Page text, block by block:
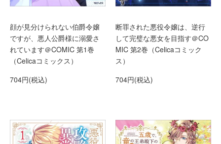
顔が見分けられない伯爵令嬢
ですが、悪人公爵様に溺愛さ
れています＠COMIC 第1巻
（Celicaコミックス）
704円(税込)
断罪された悪役令嬢は、逆行
して完璧な悪女を目指す＠CO
MIC 第2巻（Celicaコミック
ス）
704円(税込)